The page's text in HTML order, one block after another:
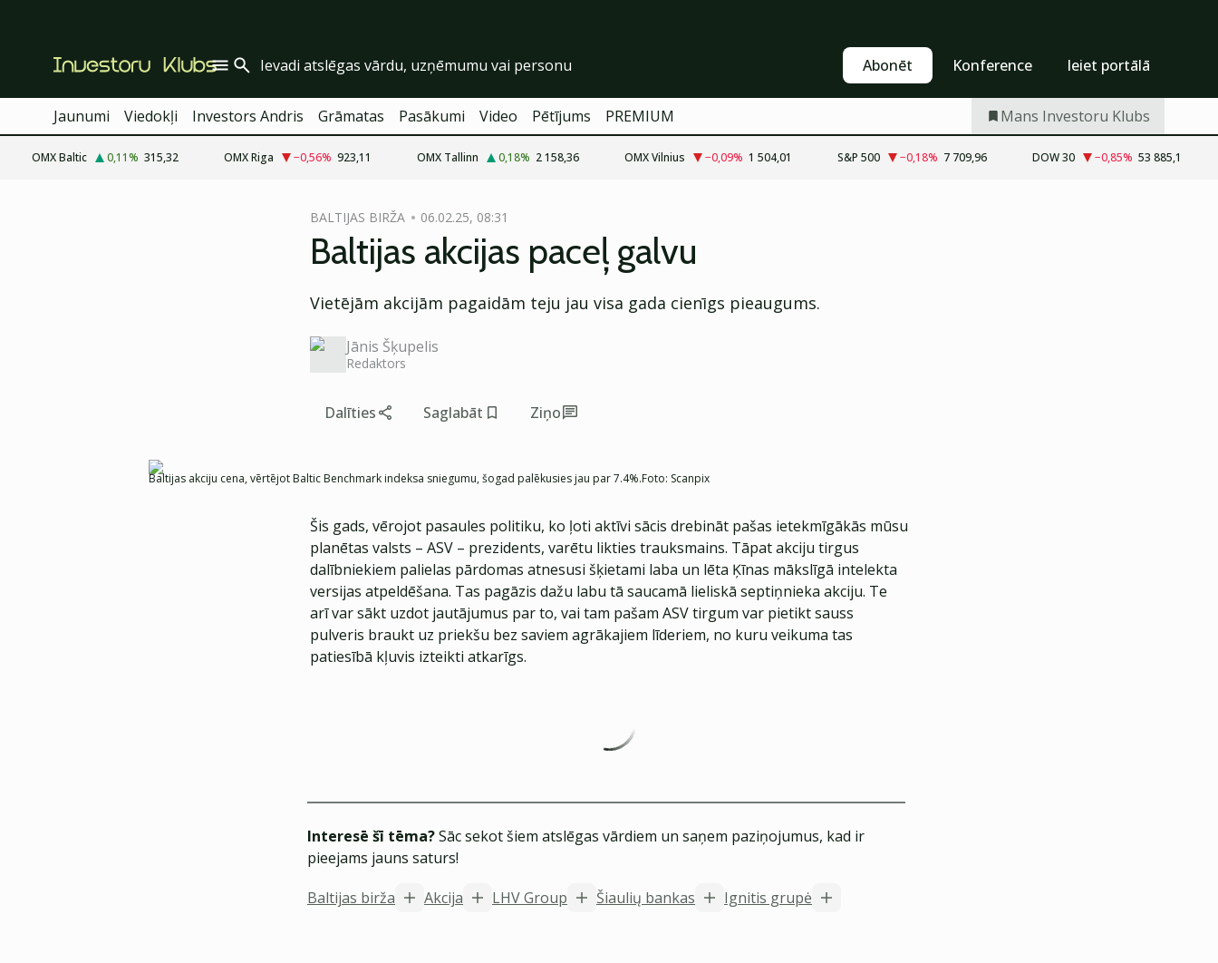
Abonēt Konference Ieiet portālā
Jaunumi Viedokļi Investors Andris Grāmatas Pasākumi Video Pētījums PREMIUM Mans Investoru Klubs
OMX Baltic 0,11% 315,32 OMX Riga −0,56% 923,11 OMX Tallinn 0,18% 2 158,36 OMX Vilnius −0,09% 1 504,01 S&P 500 −0,18% 7 709,96 DOW 30 −0,85% 53 885,1
BALTIJAS BIRŽA 06.02.25, 08:31
Baltijas akcijas paceļ galvu
Vietējām akcijām pagaidām teju jau visa gada cienīgs pieaugums.
Jānis Šķupelis
Redaktors
Dalīties Saglabāt Ziņo
Baltijas akciju cena, vērtējot Baltic Benchmark indeksa sniegumu, šogad palēkusies jau par 7.4%.Foto: Scanpix
Šis gads, vērojot pasaules politiku, ko ļoti aktīvi sācis drebināt pašas ietekmīgākās mūsu
planētas valsts – ASV – prezidents, varētu likties trauksmains. Tāpat akciju tirgus
dalībniekiem palielas pārdomas atnesusi šķietami laba un lēta Ķīnas mākslīgā intelekta
versijas atpeldēšana. Tas pagāzis dažu labu tā saucamā lieliskā septiņnieka akciju. Te
arī var sākt uzdot jautājumus par to, vai tam pašam ASV tirgum var pietikt sauss
pulveris braukt uz priekšu bez saviem agrākajiem līderiem, no kuru veikuma tas
patiesībā kļuvis izteikti atkarīgs.
Interesē šī tēma?Sāc sekot šiem atslēgas vārdiem un saņem paziņojumus, kad ir
pieejams jauns saturs!
Baltijas birža
Akcija LHV Group Šiaulių bankas Ignitis grupė